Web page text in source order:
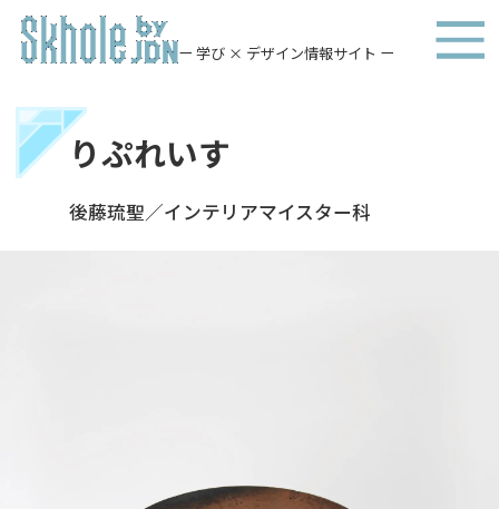
ー 学び × デザイン情報サイト ー
りぷれいす
後藤琉聖／インテリアマイスター科